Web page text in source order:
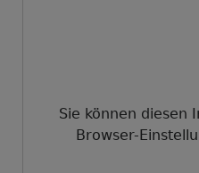
Sie können diesen
Browser-